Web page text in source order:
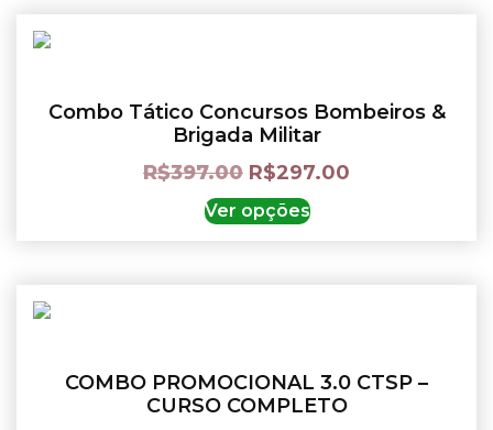
Combo Tático Concursos Bombeiros &
Brigada Militar
R$397.00 R$297.00
Ver opções
COMBO PROMOCIONAL 3.0 CTSP –
CURSO COMPLETO